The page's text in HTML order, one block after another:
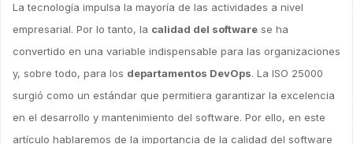
La tecnología impulsa la mayoría de las actividades a nivel
empresarial. Por lo tanto, la calidad del software se ha
convertido en una variable indispensable para las organizaciones
y, sobre todo, para los departamentos DevOps. La ISO 25000
surgió como un estándar que permitiera garantizar la excelencia
en el desarrollo y mantenimiento del software. Por ello, en este
artículo hablaremos de la importancia de la calidad del software